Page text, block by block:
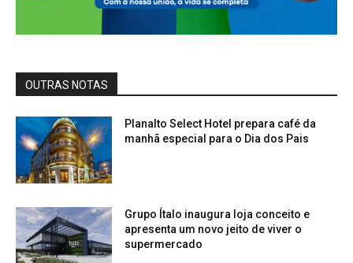
OUTRAS NOTAS
Planalto Select Hotel prepara café da
manhã especial para o Dia dos Pais
Grupo Ítalo inaugura loja conceito e
apresenta um novo jeito de viver o
supermercado